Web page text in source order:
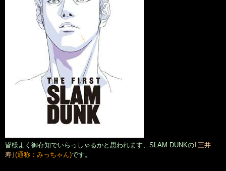
皆様よく御存知でいらっしゃるかと思われます、SLAM DUNKの｢三井
寿｣(通称：みっちゃん)です。